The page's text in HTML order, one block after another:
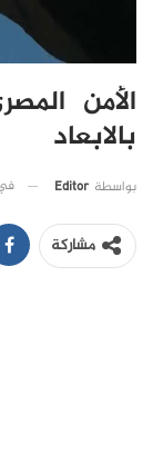
الأمن
بالابعاد
بواسطة Editor
مشاركة